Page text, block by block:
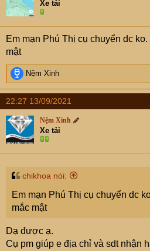
Xe tải
Em mạn Phú Thị cụ chuyển dc
mật
R
e
a
t
i
o
n
s
Nệm Xinh
22:27 13/09/2021
Nệm Xinh
Xe tải
chikhoa nói:
Em mạn Phú Thị cụ chuyển dc
mắc mật
Dạ được ạ.
Cụ pm giúp e địa chỉ và sdt nhận